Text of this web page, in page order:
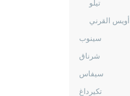
تيلّو
أويس القرني
سينوب
شرناق
سيفاس
تكيرداغ